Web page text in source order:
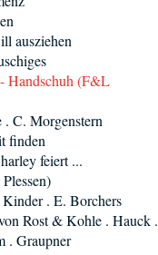
ausziehen
Handschuh (F&L
C. Morgenstern
finden
feiert ...
. E. Borchers
Rost & Kohle . Hauck .
. Graupner